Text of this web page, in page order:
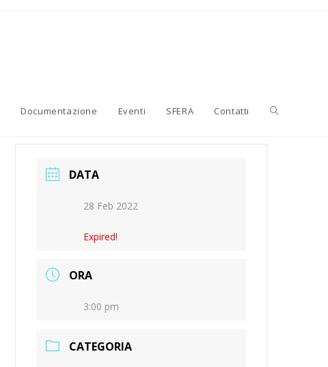
Documentazione Eventi SFERA Contatti Attiva/
DATA
28 Feb 2022
Expired!
ORA
3:00 pm
CATEGORIA